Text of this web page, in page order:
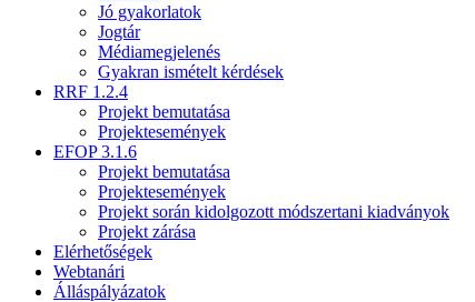
Jó gyakorlatok
Jogtár
Médiamegjelenés
Gyakran ismételt kérdések
RRF 1.2.4
Projekt bemutatása
Projektesemények
EFOP 3.1.6
Projekt bemutatása
Projektesemények
Projekt során kidolgozott módszertani kiadványok
Projekt zárása
Elérhetőségek
Webtanári
Álláspályázatok